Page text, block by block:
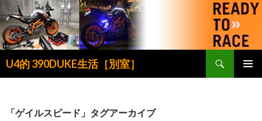
U4的 390DUKE生活［別室］
索
ン
「ゲイルスピード」タグアーカイブ